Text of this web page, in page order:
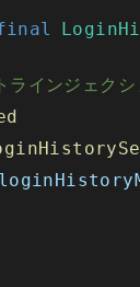
インジェクシ